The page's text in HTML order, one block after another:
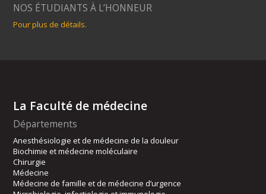
NOS ÉTUDIANTS À L’HONNEUR
Pour plus de détails.
La Faculté de médecine
Départements
Anesthésiologie et de médecine de la douleur
Biochimie et médecine moléculaire
Chirurgie
Médecine
Médecine de famille et de médecine d’urgence